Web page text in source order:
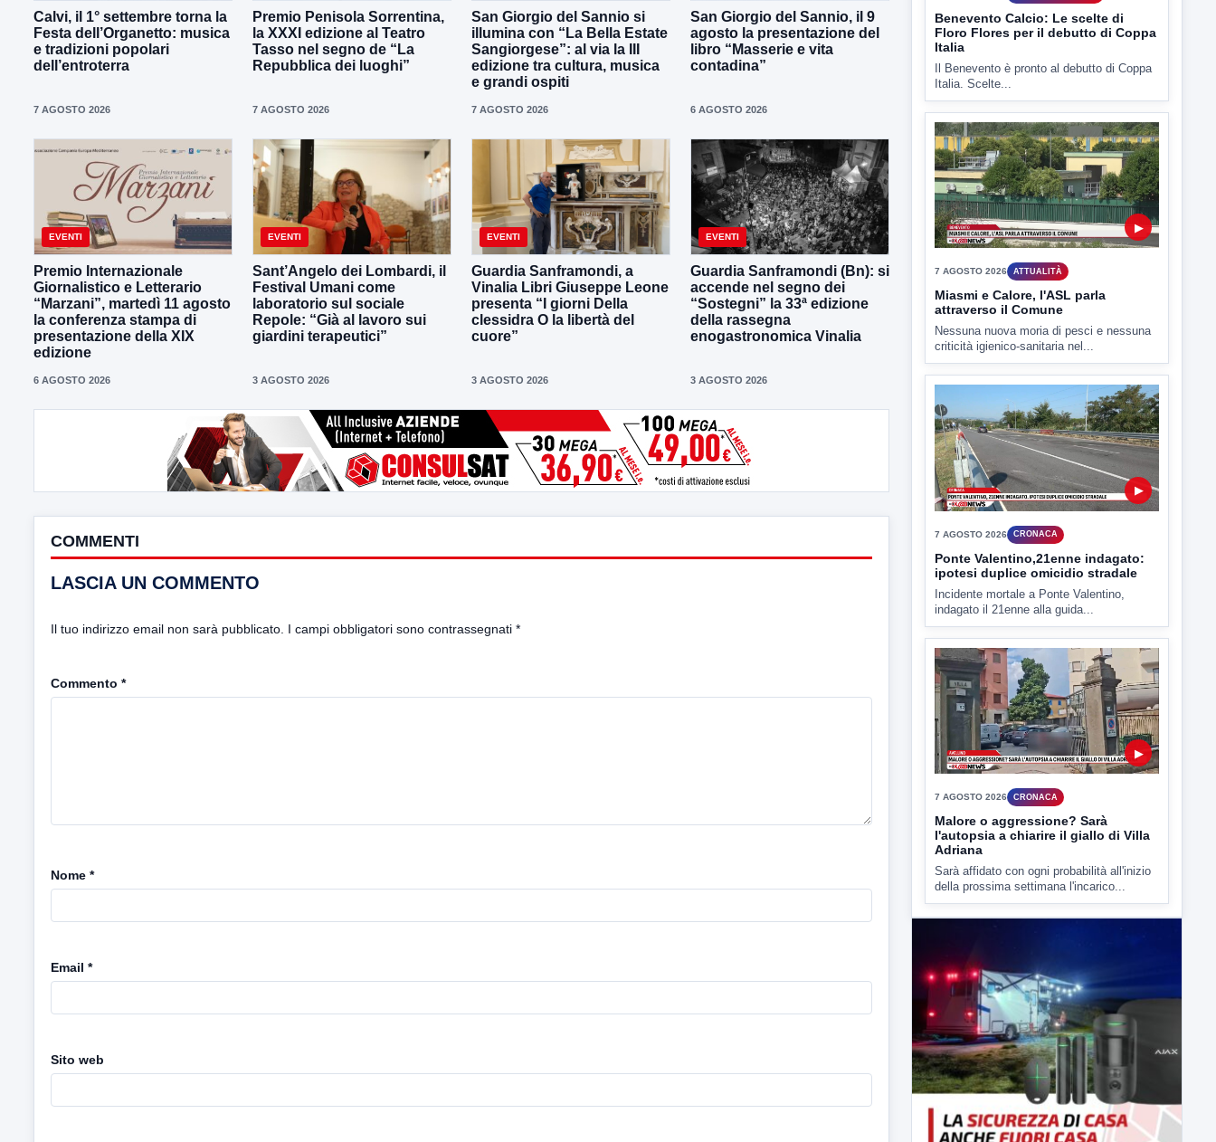
Calvi, il 1° settembre torna la
Festa dell’Organetto: musica
e tradizioni popolari
dell’entroterra
7 AGOSTO 2026
Premio Penisola Sorrentina,
la XXXI edizione al Teatro
Tasso nel segno de “La
Repubblica dei luoghi”
7 AGOSTO 2026
San Giorgio del Sannio si
illumina con “La Bella Estate
Sangiorgese”: al via la III
edizione tra cultura, musica
e grandi ospiti
7 AGOSTO 2026
San Giorgio del Sannio, il 9
agosto la presentazione del
libro “Masserie e vita
contadina”
6 AGOSTO 2026
EVENTI
Premio Internazionale
Giornalistico e Letterario
“Marzani”, martedì 11 agosto
la conferenza stampa di
presentazione della XIX
edizione
6 AGOSTO 2026
EVENTI
Sant’Angelo dei Lombardi, il
Festival Umani come
laboratorio sul sociale
Repole: “Già al lavoro sui
giardini terapeutici”
3 AGOSTO 2026
EVENTI
Guardia Sanframondi, a
Vinalia Libri Giuseppe Leone
presenta “I giorni Della
clessidra O la libertà del
cuore”
3 AGOSTO 2026
EVENTI
Guardia Sanframondi (Bn): si
accende nel segno dei
“Sostegni” la 33ª edizione
della rassegna
enogastronomica Vinalia
3 AGOSTO 2026
COMMENTI
LASCIA UN COMMENTO
Il tuo indirizzo email non sarà pubblicato. I campi obbligatori sono contrassegnati *
Commento *
Nome *
Email *
Sito web
Benevento Calcio: Le scelte di
Floro Flores per il debutto di Coppa
Italia
Il Benevento è pronto al debutto di Coppa
Italia. Scelte...
▶
7 AGOSTO 2026 ATTUALITÀ
Miasmi e Calore, l'ASL parla
attraverso il Comune
Nessuna nuova moria di pesci e nessuna
criticità igienico-sanitaria nel...
▶
7 AGOSTO 2026 CRONACA
Ponte Valentino,21enne indagato:
ipotesi duplice omicidio stradale
Incidente mortale a Ponte Valentino,
indagato il 21enne alla guida...
▶
7 AGOSTO 2026 CRONACA
Malore o aggressione? Sarà
l'autopsia a chiarire il giallo di Villa
Adriana
Sarà affidato con ogni probabilità all'inizio
della prossima settimana l'incarico...